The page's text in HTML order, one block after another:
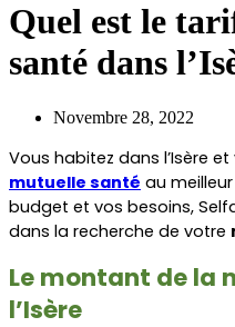
Quel est le
santé dans
Novembre 28, 2022
mutuelle santé au
budget et vos besoins,
dans la recherche de votre
Le montant de la
l’Isère